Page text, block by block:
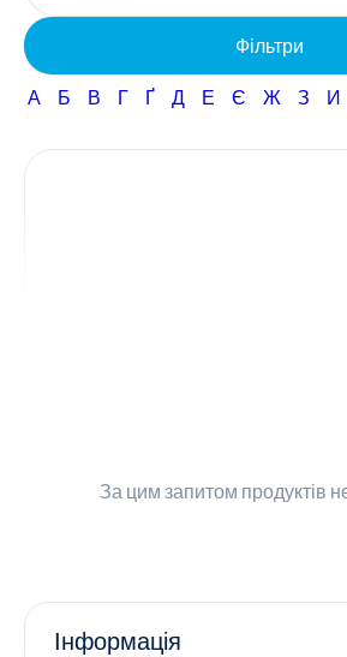
Всі продукти
Кар'єра Фільтри
А Б В Г Ґ Д Е Є Ж З И
За цим запитом продуктів
Інформація